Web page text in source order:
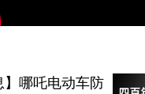
】哪吒电动车防